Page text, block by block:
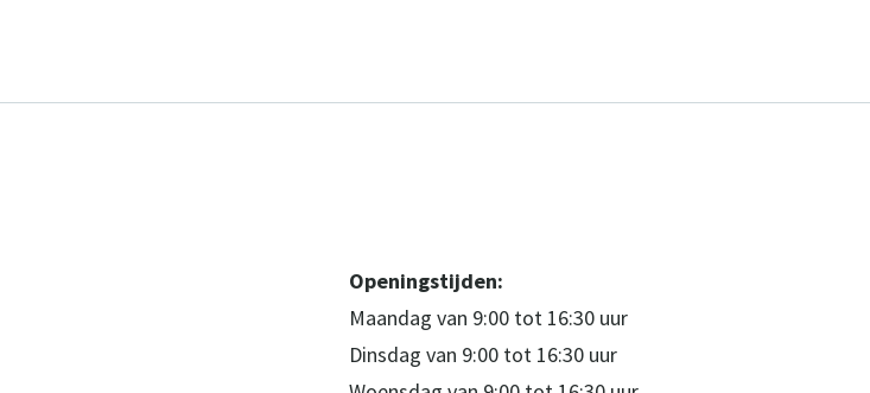
Openingstijden:
Maandag van 9:00 tot 16:30 uur
Dinsdag van 9:00 tot 16:30 uur